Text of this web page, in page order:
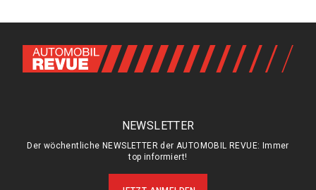
NEWSLETTER
Der wöchentliche NEWSLETTER der AUTOMOBIL REVUE: Immer
top informiert!